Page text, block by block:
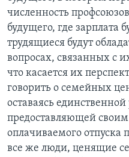
численность
будущего, где зарплата
трудящиеся будут
вопросах, связанных с
что касается их
говорить о семейных
оставаясь
предоставляющей
оплачиваемого
все же люди, ценящие